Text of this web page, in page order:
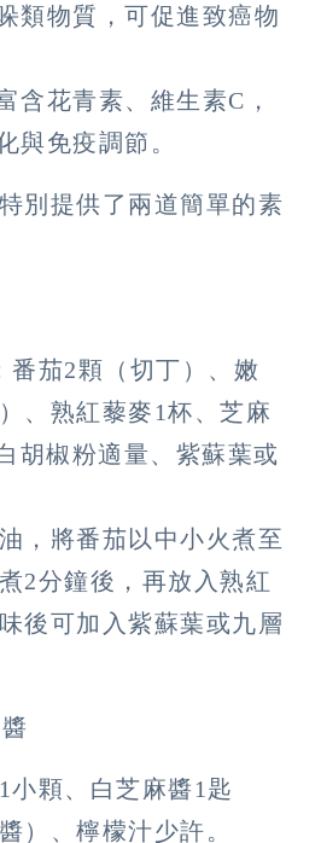
類物質，可促進致癌物
含花青素、維生素C，
與免疫調節。
別提供了兩道簡單的素
番茄2顆（切丁）、嫩
、熟紅藜麥1杯、芝麻
胡椒粉適量、紫蘇葉或
，將番茄以中小火煮至
2分鐘後，再放入熟紅
後可加入紫蘇葉或九層
小顆、白芝麻醬1匙
）、檸檬汁少許。